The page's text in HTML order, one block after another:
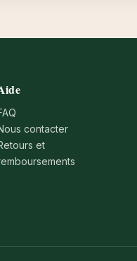
contacter
et